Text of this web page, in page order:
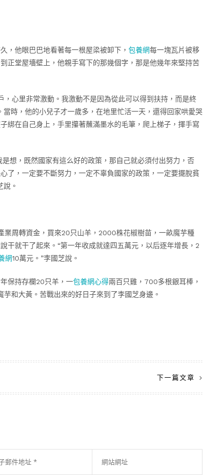
，他眼巴巴地看著每一根屋梁被卸下， 包養網每一塊瓦片被移
正堂屋墻壁上，他親手寫下的那幾個字，那是他幾年來堅持苦
，心里非常激動。我激動不是因為從此可以得到扶持，而是終
時，他的小兒子才一歲多，在地里忙活一天，還得回家哄愛哭
綁在自己身上，手里攥著蘸滿墨水的毛筆，爬上梯子，揮手寫
想，既然國家有這么好的政策，那自己就必須付出努力，否
了，一定要不斷努力，一定不辜負國家的政策，一定要擺脫貧
。
業周轉資金，買來20只山羊，2000株花椒樹苗，一畝魔芋種
說干就干了起來。“第一年收成就達四五萬元，以后逐年增長，2
網10萬元。”李國芝說。
保持存欄20只羊，一包養網心得兩百只雞，700多根銀耳棒，
芋和大黃。苦戰出來的好日子來到了李國芝身邊。
下一篇文章